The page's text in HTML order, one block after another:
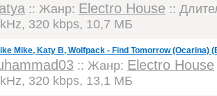
:: Жанр: Electro House ::
320 kbps, 10,7 МБ
Mike, Katy B, Wolfpack - Find Tomorrow (Ocarina)
:: Жанр: Electro House
320 kbps, 13,1 МБ